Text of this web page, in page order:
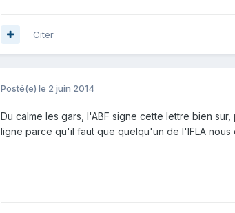
Citer
Posté(e) le 2 juin 2014
Du calme les gars, l'ABF signe cette lettre bien
ligne parce qu'il faut que quelqu'un de l'IFLA